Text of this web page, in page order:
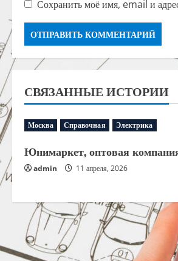
Сохранить моё имя, email и
СВЯЗАННЫЕ ИСТОРИИ
Москва Справочная Электрика
Юнимаркет, оптовая
admin 11 апреля, 2026